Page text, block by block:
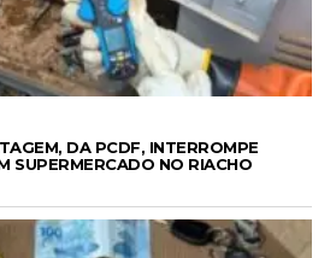
DA PCDF, INTERROMPE
SUPERMERCADO NO RIACHO